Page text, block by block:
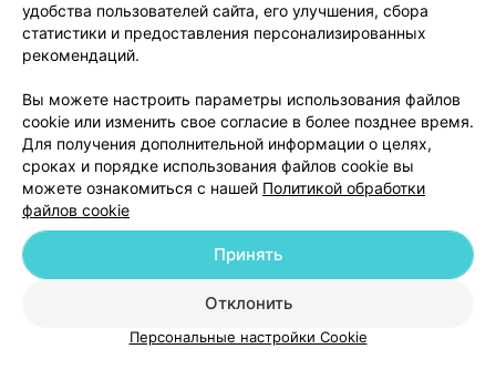
Вакансии
Партнеры
Персональные настройки cookie
Обработка персональных данных
© 2026 ООО «Артокс Лаб», УНП 191700409| 220012, Республика Беларусь,
удобства пользователей сайта, его улучшения, сбора
статистики и предоставления персонализированных
рекомендаций.
Вы можете настроить параметры использования файлов
cookie или изменить свое согласие в более позднее время.
Для получения дополнительной информации о целях,
сроках и порядке использования файлов cookie вы
можете ознакомиться с нашей Политикой обработки
файлов cookie
Отклонить
Принять
Персональные настройки Cookie